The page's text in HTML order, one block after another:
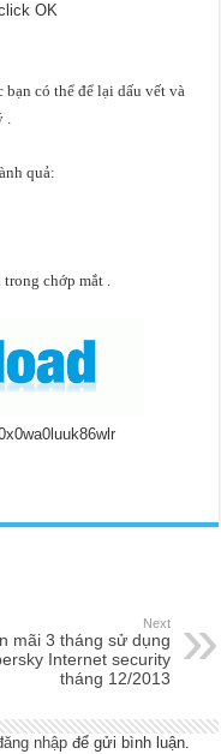
OK
bạn có thể để lại dấu vết và
.
quả:
chớp mắt .
Next
mãi 3 tháng sử dụng
Internet security
tháng 12/2013
nhập để gửi bình luận.